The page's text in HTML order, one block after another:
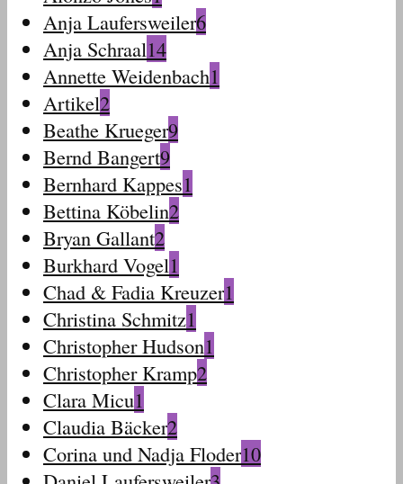
Anja Laufersweiler6
Anja Schraal14
Annette Weidenbach1
Artikel2
Beathe Krueger9
Bernd Bangert9
Bernhard Kappes1
Bettina Köbelin2
Bryan Gallant2
Burkhard Vogel1
Chad & Fadia Kreuzer1
Christina Schmitz1
Christopher Hudson1
Christopher Kramp2
Clara Micu1
Claudia Bäcker2
Corina und Nadja Floder10